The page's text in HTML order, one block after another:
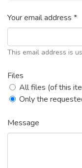
Your email address *
This email address is
Files
All files (of this
Only the
Message